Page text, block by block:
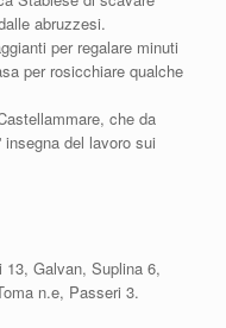
abruzzesi.
per regalare minuti
per rosicchiare qualche
che da
del lavoro sui
Galvan, Suplina 6,
n.e, Passeri 3.